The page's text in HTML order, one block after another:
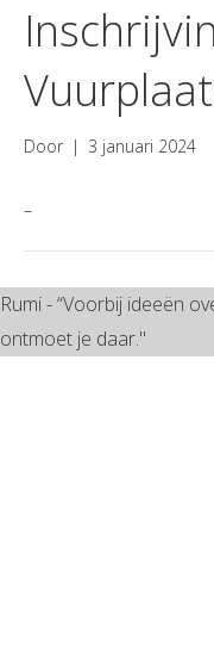
Door | 3 januari 2024
–
Rumi - “Voorbij ideeën
ontmoet je daar."